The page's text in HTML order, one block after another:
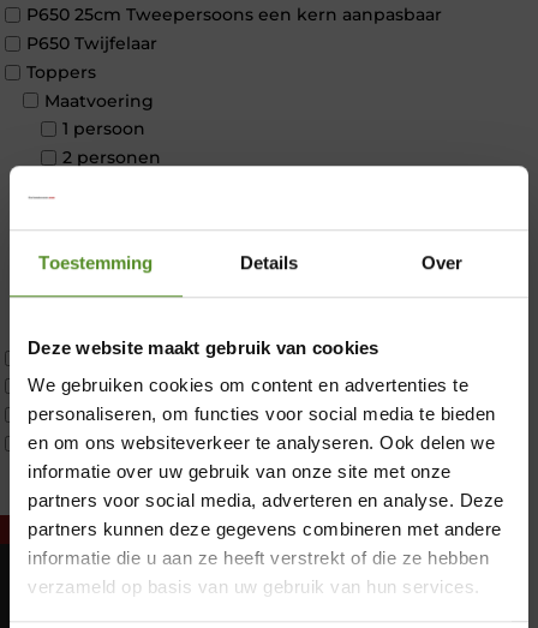
Toestemming Details Over
Deze website maakt gebruik van cookies
We gebruiken cookies om content en advertenties te
personaliseren, om functies voor social media te bieden
en om ons websiteverkeer te analyseren. Ook delen we
informatie over uw gebruik van onze site met onze
partners voor social media, adverteren en analyse. Deze
partners kunnen deze gegevens combineren met andere
informatie die u aan ze heeft verstrekt of die ze hebben
verzameld op basis van uw gebruik van hun services.
P650 25cm Tweepersoons een kern aanpasbaar
P650 Twijfelaar
Toppers
Maatvoering
1 persoon
2 personen
Koudschuim
Latex
Tweepersoons 1 kern
Tweepersoons 1 kern product
Tweepersoons 2 kernen
Webshop Only Collectie
Showroom Breda
×